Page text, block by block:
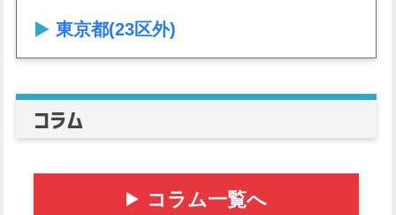
東京都(23区外)
コラム
コラム一覧へ